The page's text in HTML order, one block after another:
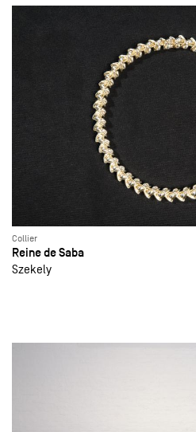
Collier
Reine de Saba
Szekely